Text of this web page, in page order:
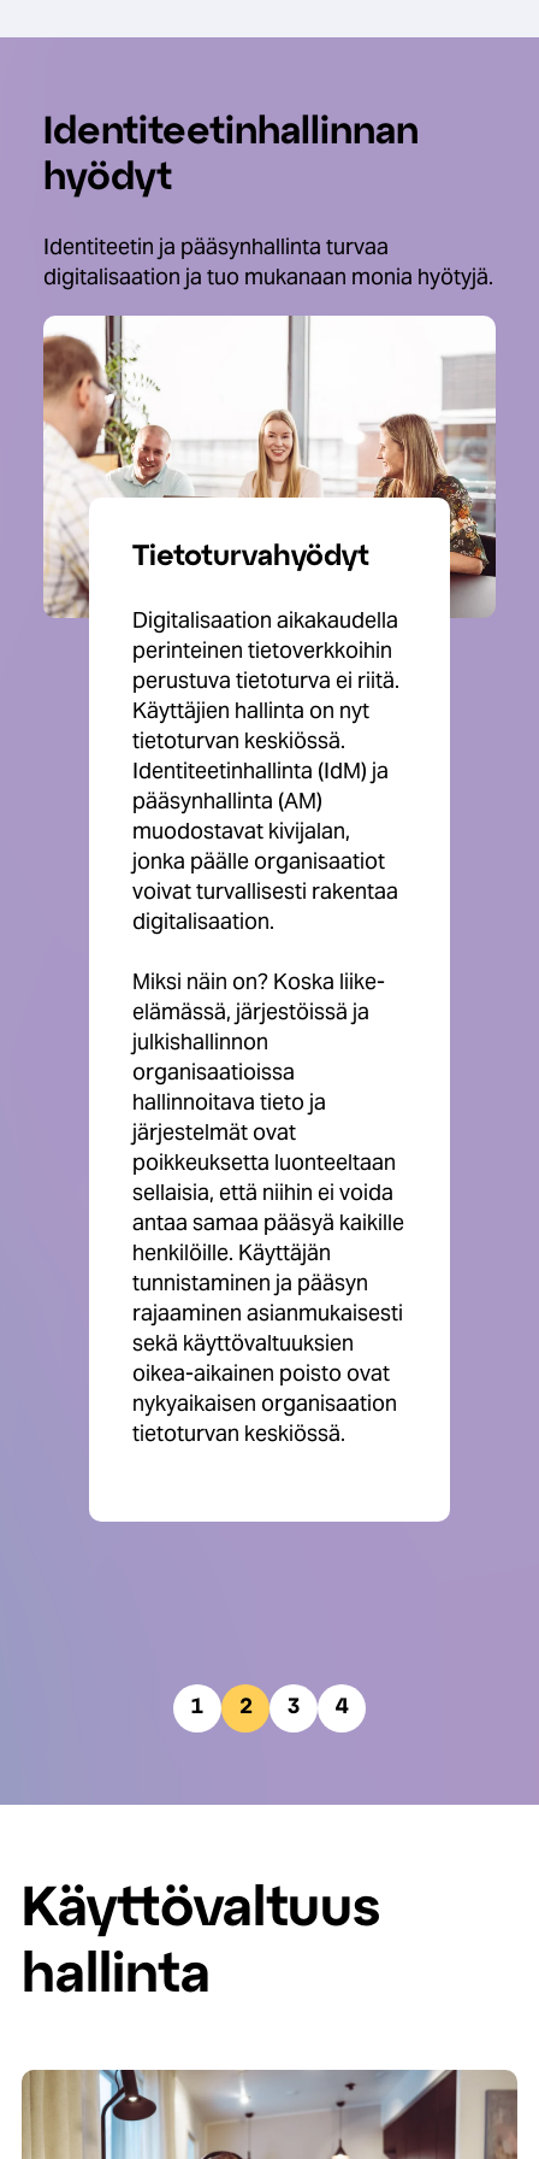
Identiteetin­​hallinnan
hyödyt
Identiteetin ja pääsynhallinta turvaa
digitalisaation ja tuo mukanaan monia hyötyjä.
Tietoturvahyödyt
Digitalisaation aikakaudella
perinteinen tietoverkkoihin
perustuva tietoturva ei riitä.
Käyttäjien hallinta on nyt
tietoturvan keskiössä.
Identiteetinhallinta (IdM) ja
pääsynhallinta (AM)
muodostavat kivijalan,
jonka päälle organisaatiot
voivat turvallisesti rakentaa
digitalisaation.
Miksi näin on? Koska liike-
elämässä, järjestöissä ja
julkishallinnon
organisaatioissa
hallinnoitava tieto ja
järjestelmät ovat
poikkeuksetta luonteeltaan
sellaisia, että niihin ei voida
antaa samaa pääsyä kaikille
henkilöille. Käyttäjän
tunnistaminen ja pääsyn
rajaaminen asianmukaisesti
sekä käyttövaltuuksien
oikea-aikainen poisto ovat
nykyaikaisen organisaation
tietoturvan keskiössä.
1 2 3 4
Käyttövaltuus­​
hallinta